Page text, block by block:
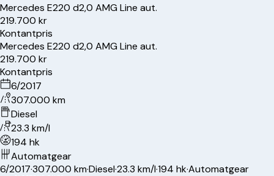
Mercedes E220 d2,0 AMG Line aut.
219.700 kr
Kontantpris
Mercedes E220 d2,0 AMG Line aut.
219.700 kr
Kontantpris
6/2017
307.000 km
Diesel
23.3 km/l
194 hk
Automatgear
6/2017·307.000 km·Diesel·23.3 km/l·194 hk·Automatgear